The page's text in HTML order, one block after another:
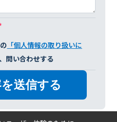
「個人情報の取り扱いに
問い合わせする